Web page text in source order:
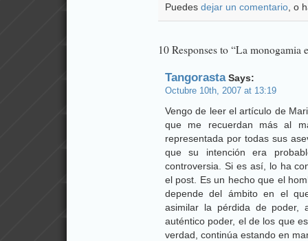
Puedes dejar un comentario , o
10 Responses to “La monogamia
TangorastaSays:
Octubre 10th, 2007 at 13:19
Vengo de leer el artículo de
que me recuerdan más al
representada por todas sus
que su intención era
controversia. Si es así, lo ha
el post. Es un hecho que el
depende del ámbito en el
asimilar la pérdida de poder,
auténtico poder, el de los que
verdad, continúa estando en